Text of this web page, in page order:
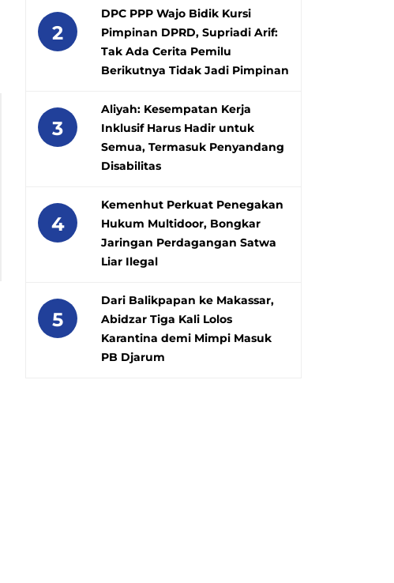
2
DPC PPP Wajo Bidik Kursi
Pimpinan DPRD, Supriadi Arif:
Tak Ada Cerita Pemilu
Berikutnya Tidak Jadi Pimpinan
3
Aliyah: Kesempatan Kerja
Inklusif Harus Hadir untuk
Semua, Termasuk Penyandang
Disabilitas
4
Kemenhut Perkuat Penegakan
Hukum Multidoor, Bongkar
Jaringan Perdagangan Satwa
Liar Ilegal
5
Dari Balikpapan ke Makassar,
Abidzar Tiga Kali Lolos
Karantina demi Mimpi Masuk
PB Djarum